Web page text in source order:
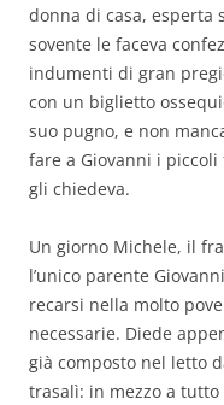
donna di casa, esperta
sovente le faceva
indumenti di gran
con un biglietto
suo pugno, e non
fare a Giovanni i
gli chiedeva.
Un giorno Michele, il
l’unico parente
recarsi nella molto
necessarie. Diede
già composto nel letto
trasalì: in mezzo a